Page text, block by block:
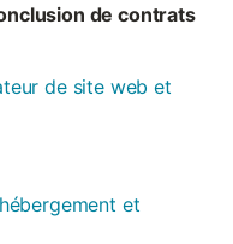
de contrats
de site web et
et